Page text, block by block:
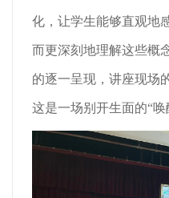
化，让学生能够直观地
而更深刻地理解这些概
的逐一呈现，讲座现场
这是一场别开生面的“唤